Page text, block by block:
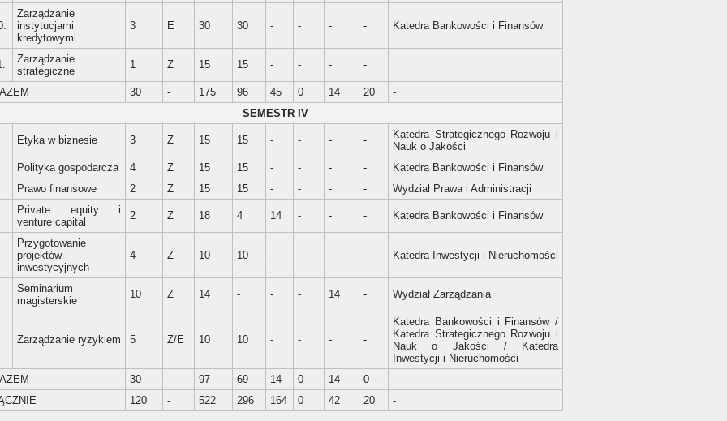
Zarządzanie
instytucjami
kredytowymi
3 E 30 30 - - - - Katedra Bankowości i Finansów
Zarządzanie
strategiczne
1 Z 15 15 - - - -
30 - 175 96 45 0 14 20
-
SEMESTR IV
Etyka w biznesie 3 Z 15 15 - - - -
Katedra Strategicznego Rozwoju i
Nauk o Jakości
Polityka gospodarcza 4 Z 15 15 - - - -
Katedra Bankowości i Finansów
Prawo finansowe 2 Z 15 15 - - - - Wydział Prawa i Administracji
Private equity i
venture capital
2 Z 18 4 14 - - - Katedra Bankowości i Finansów
Przygotowanie
projektów
inwestycyjnych
4 Z 10 10 - - - - Katedra Inwestycji i Nieruchomości
Seminarium
magisterskie
10 Z 14 - - - 14 - Wydział Zarządzania
Zarządzanie ryzykiem 5 Z/E 10 10 - - - -
Katedra Bankowości i Finansów /
Katedra Strategicznego Rozwoju i
Nauk o Jakości / Katedra
Inwestycji i Nieruchomości
30 - 97 69 14 0 14 0
-
120 - 522 296 164 0 42 20 -